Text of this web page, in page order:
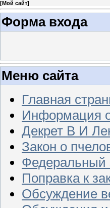
[Мой сайт]
Форма входа
Меню сайта
Главная
Информация
Декрет В И
Закон о
Федеральный
Поправка к
Обсуждение